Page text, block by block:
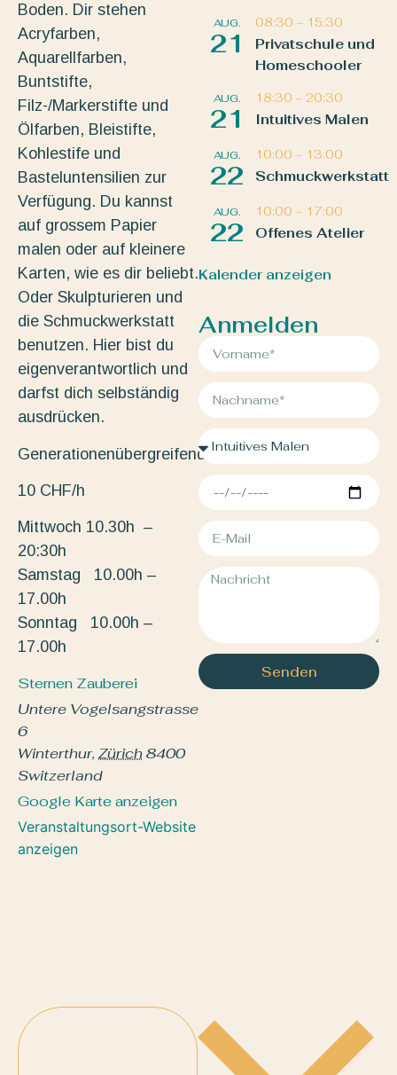
Boden. Dir stehen
Acryfarben,
Aquarellfarben,
Buntstifte,
Filz-/Markerstifte und
Ölfarben, Bleistifte,
Kohlestife und
Basteluntensilien zur
Verfügung. Du kannst
auf grossem Papier
malen oder auf kleinere
Karten, wie es dir beliebt.
Oder Skulpturieren und
die Schmuckwerkstatt
benutzen. Hier bist du
eigenverantwortlich und
darfst dich selbständig
ausdrücken.
Generationenübergreifend.
10 CHF/h
Mittwoch 10.30h –
20:30h
Samstag 10.00h –
17.00h
Sonntag 10.00h –
17.00h
Sternen Zauberei
Untere Vogelsangstrasse
6
Winterthur, Zürich8400
Switzerland
Google Karte anzeigen
Veranstaltungsort-Website
anzeigen
AUG.
21
08:30 – 15:30
Privatschule und
Homeschooler
AUG.
21
18:30 – 20:30
Intuitives Malen
AUG.
22
10:00 – 13:00
Schmuckwerkstatt
AUG.
22
10:00 – 17:00
Offenes Atelier
Kalender anzeigen
Anmelden
Senden